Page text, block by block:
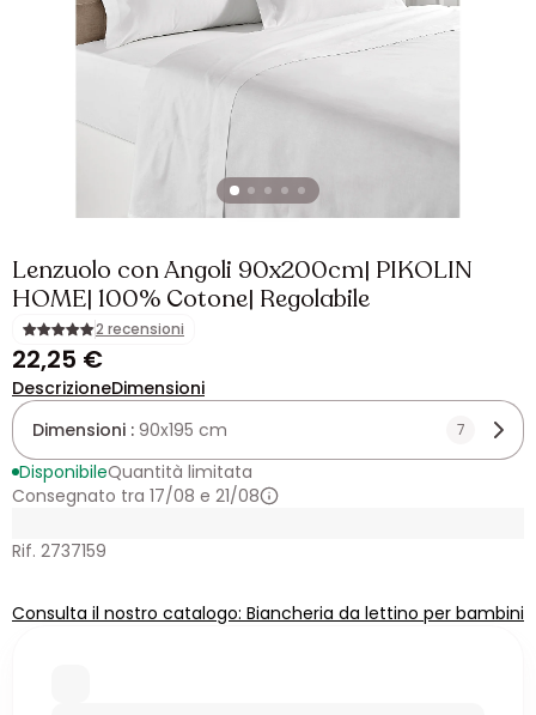
Lenzuolo con Angoli 90x200cm| PIKOLIN
HOME| 100% Cotone| Regolabile
2 recensioni
22,25 €
DescrizioneDimensioni
Dimensioni : 90x195 cm 7
DisponibileQuantità limitata
Consegnato tra 17/08 e 21/08
Rif. 2737159
Consulta il nostro catalogo: Biancheria da lettino per bambini